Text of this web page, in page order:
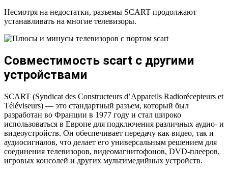
Несмотря на недостатки, разъемы SCART продолжают
устанавливать на многие телевизоры.
Совместимость scart с другими
устройствами
SCART (Syndicat des Constructeurs d’Appareils Radiorécepteurs et
Téléviseurs) — это стандартный разъем, который был
разработан во Франции в 1977 году и стал широко
использоваться в Европе для подключения различных аудио- и
видеоустройств. Он обеспечивает передачу как видео, так и
аудиосигналов, что делает его универсальным решением для
соединения телевизоров, видеомагнитофонов, DVD-плееров,
игровых консолей и других мультимедийных устройств.